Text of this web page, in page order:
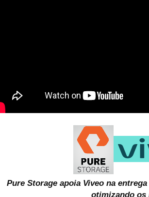
Pure Storage apoia Viveo na
otimizando os